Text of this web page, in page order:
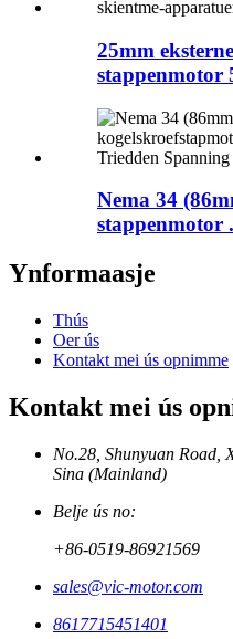
25mm
stappenmotor
Nema 34
stappenmotor
Ynformaasje
Thús
Oer ús
Kontakt mei ús opnimme
Kontakt mei ús
No.28, Shunyuan Road,
Sina (Mainland)
Belje ús no:
+86-0519-86921569
sales@vic-motor.com
8617715451401